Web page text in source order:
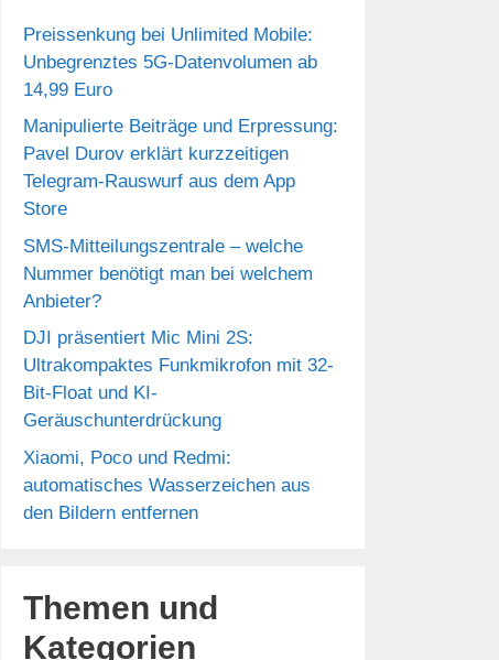
Preissenkung bei Unlimited Mobile:
Unbegrenztes 5G-Datenvolumen ab
14,99 Euro
Manipulierte Beiträge und Erpressung:
Pavel Durov erklärt kurzzeitigen
Telegram-Rauswurf aus dem App
Store
SMS-Mitteilungszentrale – welche
Nummer benötigt man bei welchem
Anbieter?
DJI präsentiert Mic Mini 2S:
Ultrakompaktes Funkmikrofon mit 32-
Bit-Float und KI-
Geräuschunterdrückung
Xiaomi, Poco und Redmi:
automatisches Wasserzeichen aus
den Bildern entfernen
Themen und
Kategorien